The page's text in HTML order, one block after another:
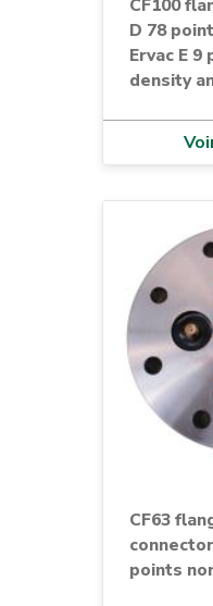
CF100
D 78
Ervac E
density
CF63
points